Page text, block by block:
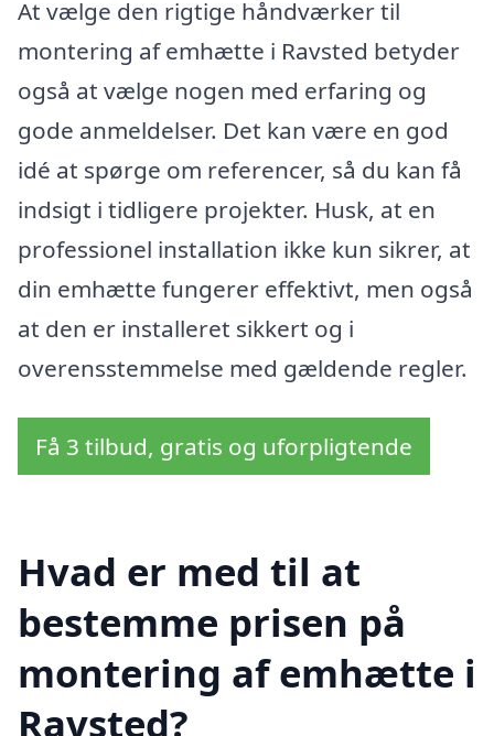
At vælge den rigtige håndværker til
montering af emhætte i Ravsted betyder
også at vælge nogen med erfaring og
gode anmeldelser. Det kan være en god
idé at spørge om referencer, så du kan få
indsigt i tidligere projekter. Husk, at en
professionel installation ikke kun sikrer, at
din emhætte fungerer effektivt, men også
at den er installeret sikkert og i
overensstemmelse med gældende regler.
Få 3 tilbud, gratis og uforpligtende
Hvad er med til at
bestemme prisen på
montering af emhætte i
Ravsted?